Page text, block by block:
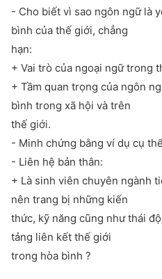
- Cho biết vì sao ngôn ngữ là
bình của thế giới, chẳng
hạn:
+ Vai trò của ngoại ngữ trong
+ Tầm quan trọng của ngôn
bình trong xã hội và trên
thế giới.
- Minh chứng bằng ví dụ cụ
- Liên hệ bản thân:
+ Là sinh viên chuyên ngành
nên trang bị những kiến
thức, kỹ năng cũng như thái
tảng liên kết thế giới
trong hòa bình ?